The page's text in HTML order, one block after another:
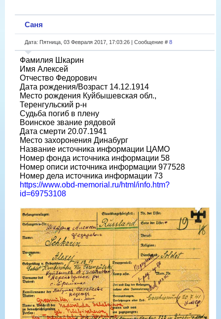
Саня
Дата: Пятница, 03 Февраля 2017, 17:03:26 | Сообщение # 8
Фамилия Шкарин
Имя Алексей
Отчество Федорович
Дата рождения/Возраст 14.12.1914
Место рождения Куйбышевская обл.,
Теренгульский р-н
Судьба погиб в плену
Воинское звание рядовой
Дата смерти 20.07.1941
Место захоронения Динабург
Название источника информации ЦАМО
Номер фонда источника информации 58
Номер описи источника информации 977528
Номер дела источника информации 73
https://www.obd-memorial.ru/html/info.htm?
id=69753108